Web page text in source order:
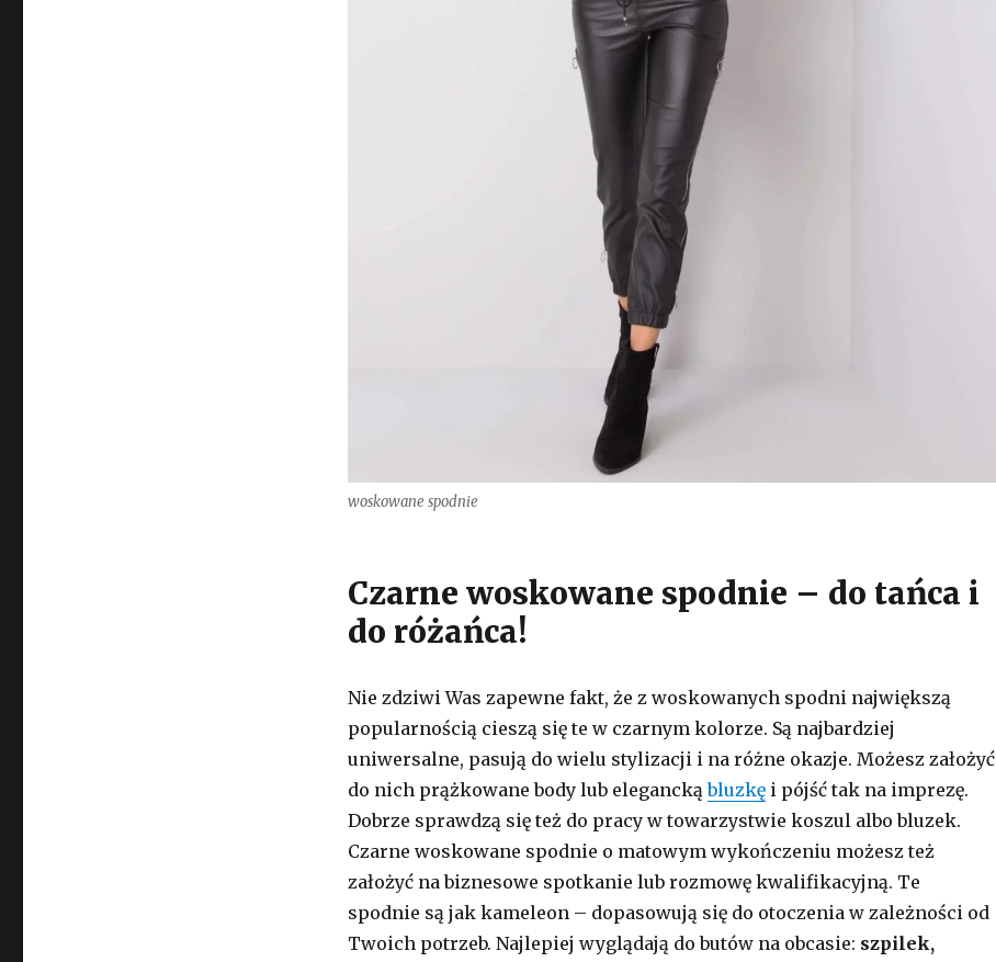
woskowane spodnie
Czarne woskowane spodnie – do tańca i
do różańca!
Nie zdziwi Was zapewne fakt, że z woskowanych spodni największą
popularnością cieszą się te w czarnym kolorze. Są najbardziej
uniwersalne, pasują do wielu stylizacji i na różne okazje. Możesz założyć
do nich prążkowane body lub eleganckąbluzkęi pójść tak na imprezę.
Dobrze sprawdzą się też do pracy w towarzystwie koszul albo bluzek.
Czarne woskowane spodnie o matowym wykończeniu możesz też
założyć na biznesowe spotkanie lub rozmowę kwalifikacyjną. Te
spodnie są jak kameleon – dopasowują się do otoczenia w zależności od
Twoich potrzeb. Najlepiej wyglądają do butów na obcasie: szpilek,